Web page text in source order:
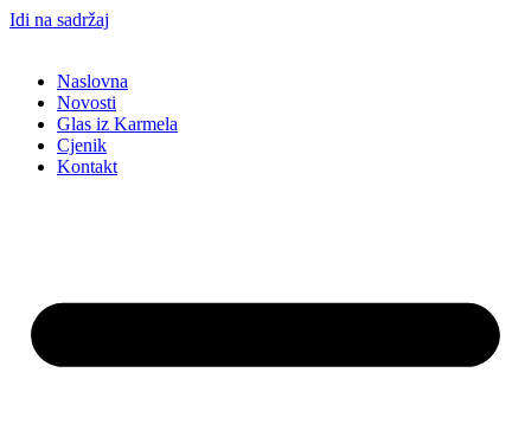
Idi na sadržaj
Naslovna
Novosti
Glas iz Karmela
Cjenik
Kontakt